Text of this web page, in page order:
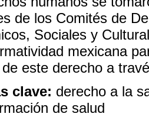
de los Comités de
Sociales y
mexicana
este derecho a
clave: derecho a la
de salud